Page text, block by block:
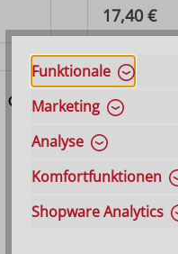
Regulärer
17,40 €
Funktionale
Marketing
Analyse
Komfortfunktionen
Shopware Analytics